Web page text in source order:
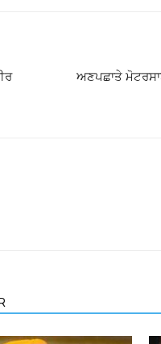
ਅਣਪਛਾਤੇ